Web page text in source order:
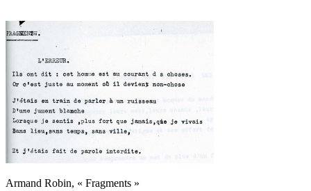
Armand Robin, « Fragments »